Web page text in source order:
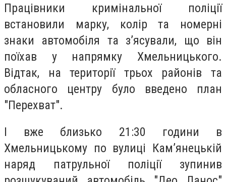
Працівники кримінальної поліції
встановили марку, колір та номерні
знаки автомобіля та з’ясували, що він
поїхав у напрямку Хмельницького.
Відтак, на території трьох районів та
обласного центру було введено план
"Перехват".
І вже близько 21:30 години в
Хмельницькому по вулиці Кам’янецькій
наряд патрульної поліції зупинив